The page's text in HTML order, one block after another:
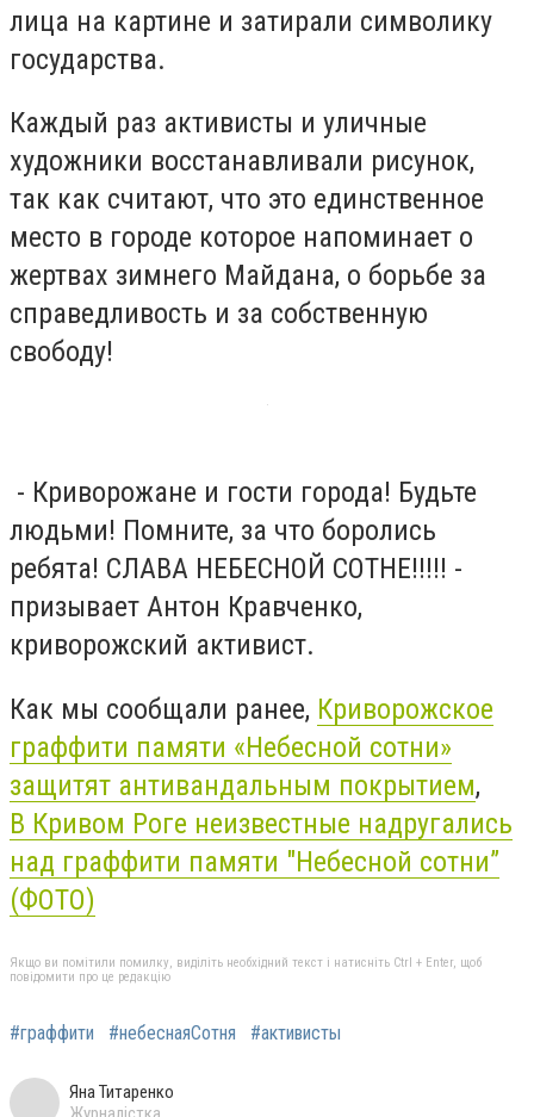
лица на картине и затирали символику
государства.
Каждый раз активисты и уличные
художники восстанавливали рисунок,
так как считают, что это единственное
место в городе которое напоминает о
жертвах зимнего Майдана, о борьбе за
справедливость и за собственную
свободу!
- Криворожане и гости города! Будьте
людьми! Помните, за что боролись
ребята! СЛАВА НЕБЕСНОЙ СОТНЕ!!!!! -
призывает Антон Кравченко,
криворожский активист.
Как мы сообщали ранее, Криворожское
граффити памяти «Небесной сотни»
защитят антивандальным покрытием,
В Кривом Роге неизвестные надругались
над граффити памяти "Небесной сотни”
(ФОТО)
Якщо ви помітили помилку, виділіть необхідний текст і натисніть Ctrl + Enter, щоб
повідомити про це редакцію
#граффити #небеснаяСотня #активисты
Яна Титаренко